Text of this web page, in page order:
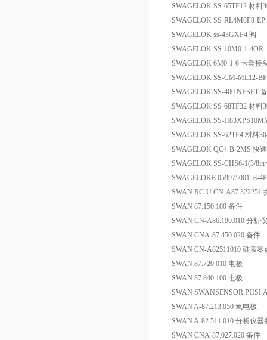
SWAGELOK SS-65TF12 材料
SWAGELOK SS-RL4M8F8-
SWAGELOK ss-43GXF4 阀
SWAGELOK SS-10M0-1-
SWAGELOK 6M0-1-6 卡套接
SWAGELOK SS-CM-ML12-
SWAGELOK SS-400 NFSET
SWAGELOK SS-68TF32 材料
SWAGELOK SS-
SWAGELOK SS-62TF4 材料
SWAGELOK QC4-B-2MS 快
SWAGELOK SS-CHS6-1(3/
SWAGELOKE 059975001 8-
SWAN RC-U CN-A87.322251
SWAN 87.150.100 备件
SWAN CN-A86.190.010 分析
SWAN CNA-87.450.020 备件
SWAN CN-A82511010 硅表零
SWAN 87.720.010 电极
SWAN 87.840.100 电极
SWAN SWANSENSOR PHSI
SWAN A-87.213.050 氧电极
SWAN A-82.511.010 分析仪
SWAN CNA-87.027.020 备件